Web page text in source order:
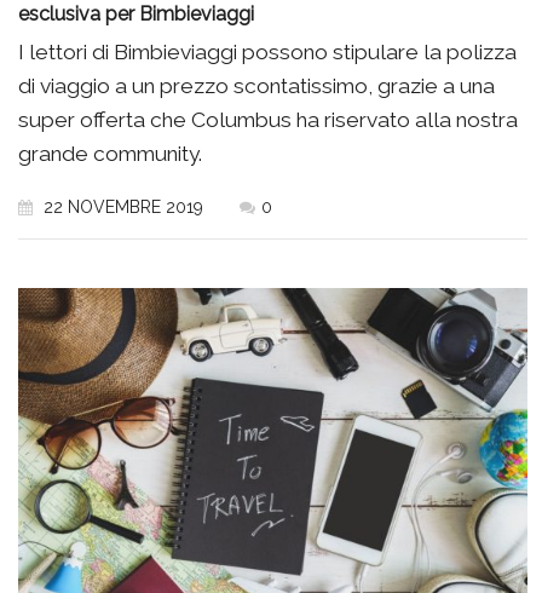
esclusiva per Bimbieviaggi
I lettori di Bimbieviaggi possono stipulare la polizza
di viaggio a un prezzo scontatissimo, grazie a una
super offerta che Columbus ha riservato alla nostra
grande community.
22 NOVEMBRE 2019 0